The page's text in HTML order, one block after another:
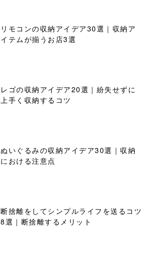
リモコンの収納アイデア30選｜収納ア
イテムが揃うお店3選
レゴの収納アイデア20選｜紛失せずに
上手く収納するコツ
ぬいぐるみの収納アイデア30選｜収納
における注意点
断捨離をしてシンプルライフを送るコツ
8選｜断捨離するメリット